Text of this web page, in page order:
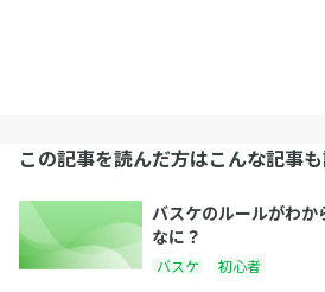
この記事を読んだ方はこんな記事
バスケのルールがわ
なに？
バスケ 初心者